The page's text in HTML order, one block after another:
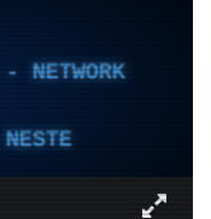
NETWORK